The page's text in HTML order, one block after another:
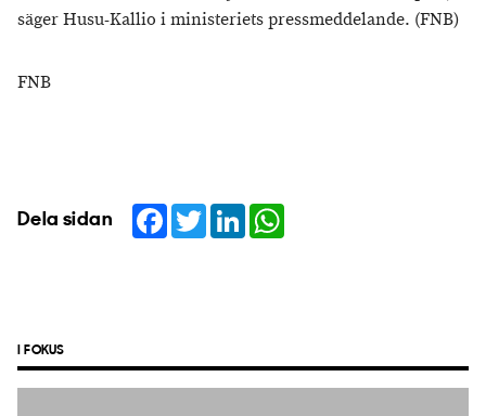
säger Husu-Kallio i ministeriets pressmeddelande. (FNB)
FNB
Dela sidan Facebook
TwitterLinkedIn
I FOKUS